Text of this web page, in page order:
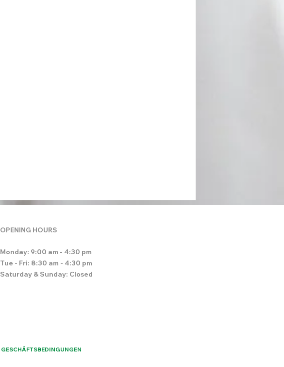
OPENING HOURS
Monday: 9:00 am - 4:30 pm
Tue - Fri: 8:30 am - 4:30 pm
Saturday & Sunday: Closed
GESCHÄFTSBEDINGUNGEN